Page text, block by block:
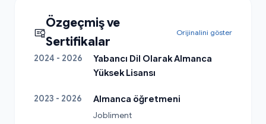
Özgeçmiş ve
Sertifikalar
Orijinalini göster
2024 - 2026
Yabancı Dil Olarak Almanca
Yüksek Lisansı
2023 - 2026
Almanca öğretmeni
Jobliment